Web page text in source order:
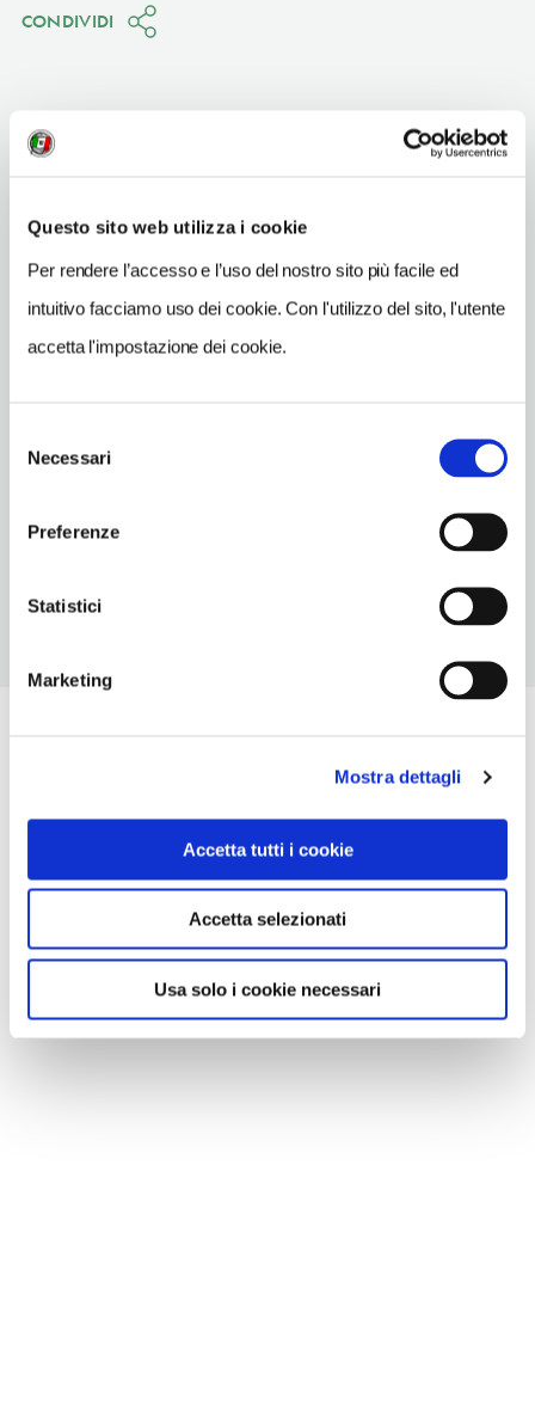
Questo sito web utilizza i cookie
Per rendere l’accesso e l’uso del nostro sito più facile ed
intuitivo facciamo uso dei cookie. Con l'utilizzo del sito, l'utente
accetta l'impostazione dei cookie.
delNecessari
Preferenze
Statistici
Marketing
Mostra dettagli
Accetta tutti i cookie
Accetta selezionati
Usa solo i cookie necessari
CONDIVIDI
Vedi su Google Maps
INDIRIZZO
piazza Velasca - 20100
Missori (3)